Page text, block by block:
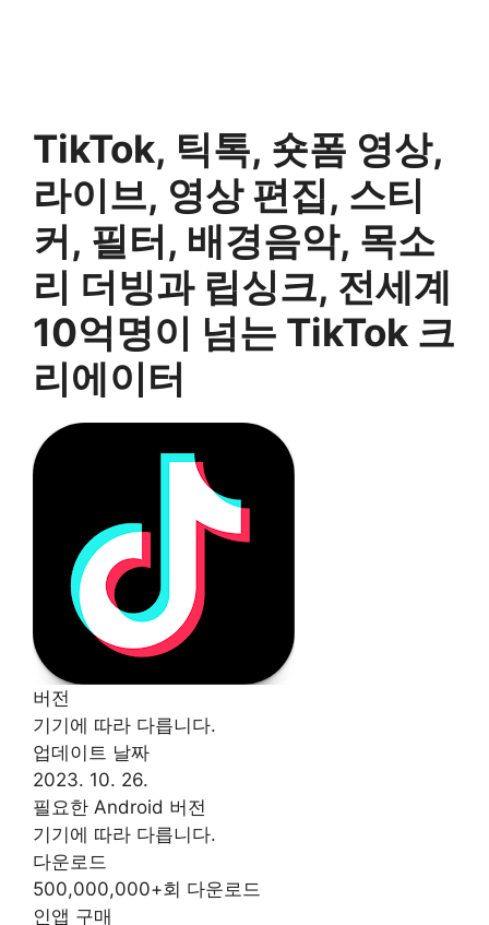
TikTok, 틱톡, 숏폼 영상,
라이브, 영상 편집, 스티
커, 필터, 배경음악, 목소
리 더빙과 립싱크, 전세계
10억명이 넘는 TikTok 크
리에이터
버전
기기에 따라 다릅니다.
업데이트 날짜
2023. 10. 26.
필요한 Android 버전
기기에 따라 다릅니다.
다운로드
500,000,000+회 다운로드
인앱 구매